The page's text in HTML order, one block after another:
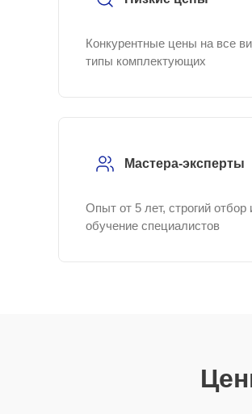
Конкурентные цены на все
типы комплектующих
Мастера-эксперты
Опыт от 5 лет, строгий отбор
обучение специалистов